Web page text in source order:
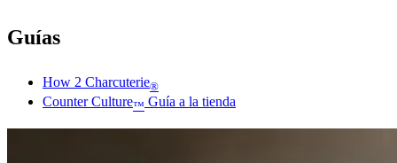
Guías
How 2 Charcuterie®
Counter Culture™ Guía a la tienda